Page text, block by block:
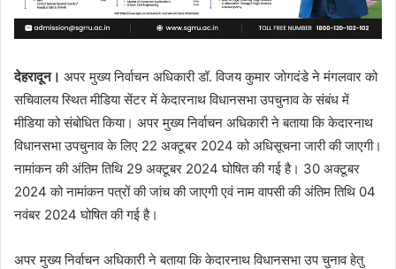
देहरादून। अपर मुख्य निर्वाचन अधिकारी डॉ. विजय कुमार जोगदंडे ने मंगलवार को
सचिवालय स्थित मीडिया सेंटर में केदारनाथ विधानसभा उपचुनाव के संबंध में
मीडिया को संबोधित किया। अपर मुख्य निर्वाचन अधिकारी ने बताया कि केदारनाथ
विधानसभा उपचुनाव के लिए 22 अक्टूबर 2024 को अधिसूचना जारी की जाएगी।
नामांकन की अंतिम तिथि 29 अक्टूबर 2024 घोषित की गई है। 30 अक्टूबर
2024 को नामांकन पत्रों की जांच की जाएगी एवं नाम वापसी की अंतिम तिथि 04
नवंबर 2024 घोषित की गई है।
अपर मुख्य निर्वाचन अधिकारी ने बताया कि केदारनाथ विधानसभा उप चुनाव हेतु